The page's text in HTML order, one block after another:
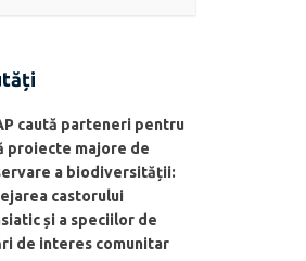
caută parteneri pentru
proiecte majore de
a biodiversității:
castorului
și a speciilor de
de interes comunitar